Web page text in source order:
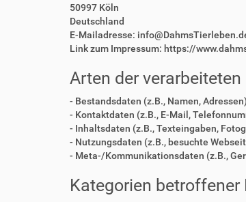
50997 Köln
Deutschland
E-Mailadresse:
Link zum Impressum: https://
Arten der verarbeiteten
- Bestandsdaten (z.B., Namen,
- Kontaktdaten (z.B., E-Mail,
- Inhaltsdaten (z.B., Texteingaben,
- Nutzungsdaten (z.B., besuchte
- Meta-/Kommunikationsdaten (z.B.,
Kategorien betroffener